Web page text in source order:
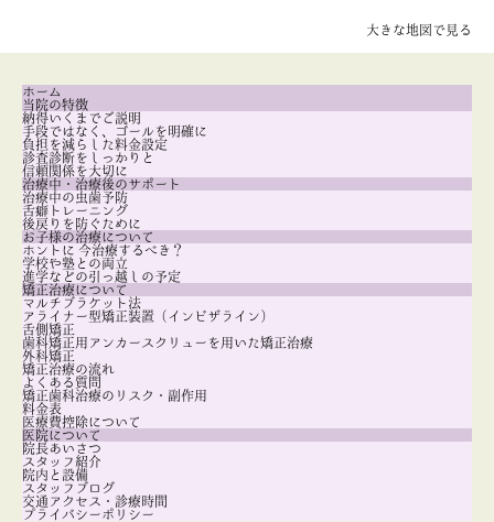
大きな地図で見る
ホーム
当院の特徴
納得いくまでご説明
手段ではなく、ゴールを明確に
負担を減らした料金設定
診査診断をしっかりと
信頼関係を大切に
治療中・治療後のサポート
治療中の虫歯予防
舌癖トレーニング
後戻りを防ぐために
お子様の治療について
ホントに 今治療するべき？
学校や塾との両立
進学などの引っ越しの予定
矯正治療について
マルチブラケット法
アライナー型矯正装置（インビザライン）
舌側矯正
歯科矯正用アンカースクリューを用いた矯正治療
外科矯正
矯正治療の流れ
よくある質問
矯正歯科治療のリスク・副作用
料金表
医療費控除について
医院について
院長あいさつ
スタッフ紹介
院内と設備
スタッフブログ
交通アクセス・診療時間
プライバシーポリシー